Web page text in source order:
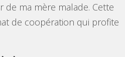
de ma mère malade. Cette
de coopération qui profite